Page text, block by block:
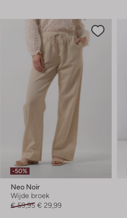
-50%
Neo Noir
Wijde broek
€ 59,95 € 29,99